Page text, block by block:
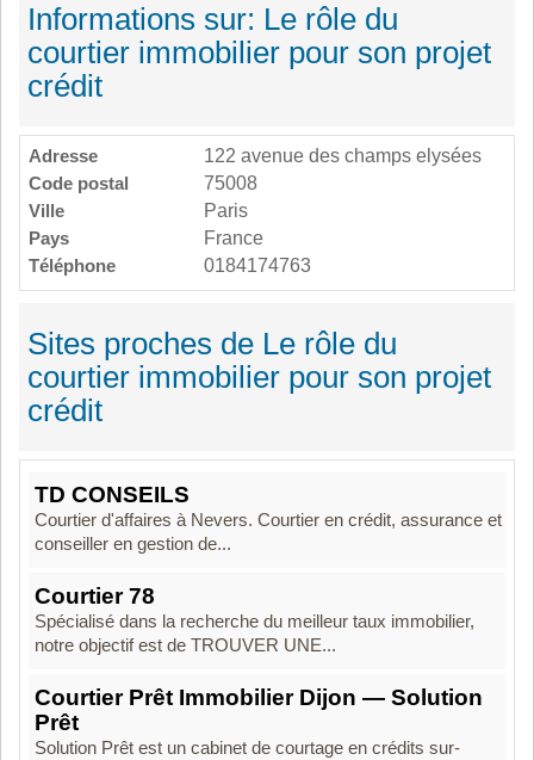
Informations sur: Le rôle du
courtier immobilier pour son projet
crédit
Adresse
122 avenue des champs elysées
Code postal
75008
Ville
Paris
Pays
France
Téléphone
0184174763
Sites proches de Le rôle du
courtier immobilier pour son projet
crédit
TD CONSEILS
Courtier d'affaires à Nevers. Courtier en crédit, assurance et
conseiller en gestion de...
Courtier 78
Spécialisé dans la recherche du meilleur taux immobilier,
notre objectif est de TROUVER UNE...
Courtier Prêt Immobilier Dijon — Solution
Prêt
Solution Prêt est un cabinet de courtage en crédits sur-